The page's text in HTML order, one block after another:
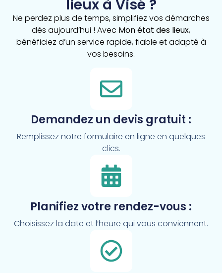
lieux à Visé ?
Ne perdez plus de temps, simplifiez vos démarches
dès aujourd’hui ! Avec Mon état des lieux,
bénéficiez d’un service rapide, fiable et adapté à
vos besoins.
Demandez un devis gratuit :
Remplissez notre formulaire en ligne en quelques
clics.
Planifiez votre rendez-vous :
Choisissez la date et l’heure qui vous conviennent.